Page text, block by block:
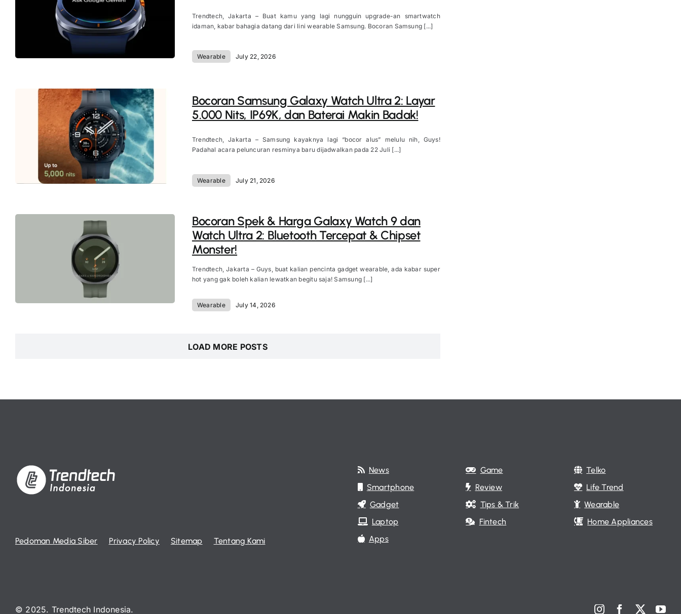
Trendtech, Jakarta – Buat kamu yang lagi nungguin upgrade-an smartwatch
idaman, kabar bahagia datang dari lini wearable Samsung. Bocoran Samsung [...]
Wearable July 22, 2026
Bocoran Samsung Galaxy Watch Ultra 2: Layar
5.000 Nits, IP69K, dan Baterai Makin Badak!
Trendtech, Jakarta – Samsung kayaknya lagi “bocor alus” melulu nih, Guys!
Padahal acara peluncuran resminya baru dijadwalkan pada 22 Juli [...]
Wearable July 21, 2026
Bocoran Spek & Harga Galaxy Watch 9 dan
Watch Ultra 2: Bluetooth Tercepat & Chipset
Monster!
Trendtech, Jakarta – Guys, buat kalian pencinta gadget wearable, ada kabar super
hot yang gak boleh kalian lewatkan begitu saja! Samsung [...]
Wearable July 14, 2026
LOAD MORE POSTS
Pedoman Media Siber Privacy Policy Sitemap Tentang Kami
News
Smartphone
Gadget
Laptop
Apps
Game
Review
Tips & Trik
Fintech
Telko
Life Trend
Wearable
Home Appliances
© 2025. Trendtech Indonesia.